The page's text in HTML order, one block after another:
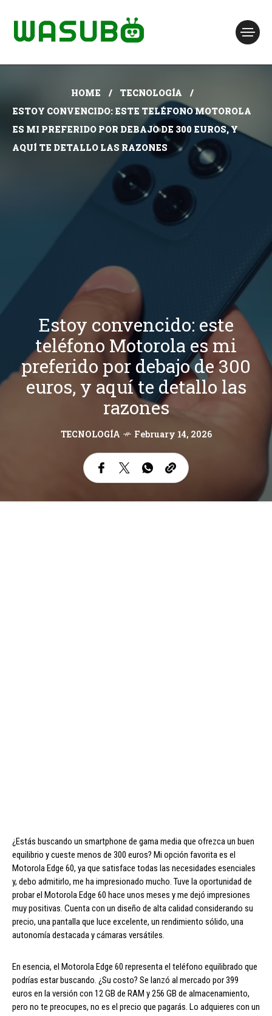
HOME
TECNOLOGÍA
ESTOY CONVENCIDO: ESTE TELÉFONO MOTOROLA
ES MI PREFERIDO POR DEBAJO DE 300 EUROS, Y
AQUÍ TE DETALLO LAS RAZONES
Estoy convencido: este
teléfono Motorola es mi
preferido por debajo de 300
euros, y aquí te detallo las
razones
TECNOLOGÍA February 14, 2026
¿Estás buscando un smartphone de gama media que ofrezca un buen
equilibrio y cueste menos de 300 euros? Mi opción favorita es el
Motorola Edge 60, ya que satisface todas las necesidades esenciales
y, debo admitirlo, me ha impresionado mucho. Tuve la oportunidad de
probar el Motorola Edge 60 hace unos meses y me dejó impresiones
muy positivas. Cuenta con un diseño de alta calidad considerando su
precio, una pantalla que luce excelente, un rendimiento sólido, una
autonomía destacada y cámaras versátiles.
En esencia, el Motorola Edge 60 representa el teléfono equilibrado que
podrías estar buscando. ¿Su costo? Se lanzó al mercado por 399
euros en la versión con 12 GB de RAM y 256 GB de almacenamiento,
pero no te preocupes, no es el precio que pagarás. Lo adquieres con un